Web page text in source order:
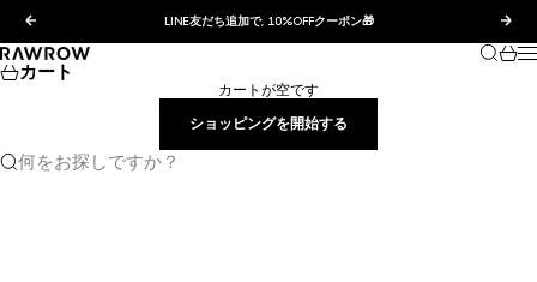
前へ LINE友だち追加で, 10%OFFクーポン🎁
次へ
RAWROW JAPAN
検索カー
カート
カートが空です
ショッピングを開始する
何をお探しですか？